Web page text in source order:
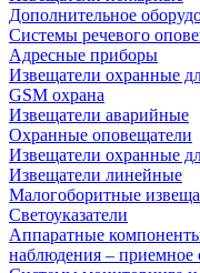
Дополнительное
Системы речевого
Адресные приборы
Извещатели охранные
GSM охрана
Извещатели аварийные
Охранные оповещатели
Извещатели охранные
Извещатели линейные
Малогоборитные
Светоуказатели
Аппаратные
наблюдения – приемное